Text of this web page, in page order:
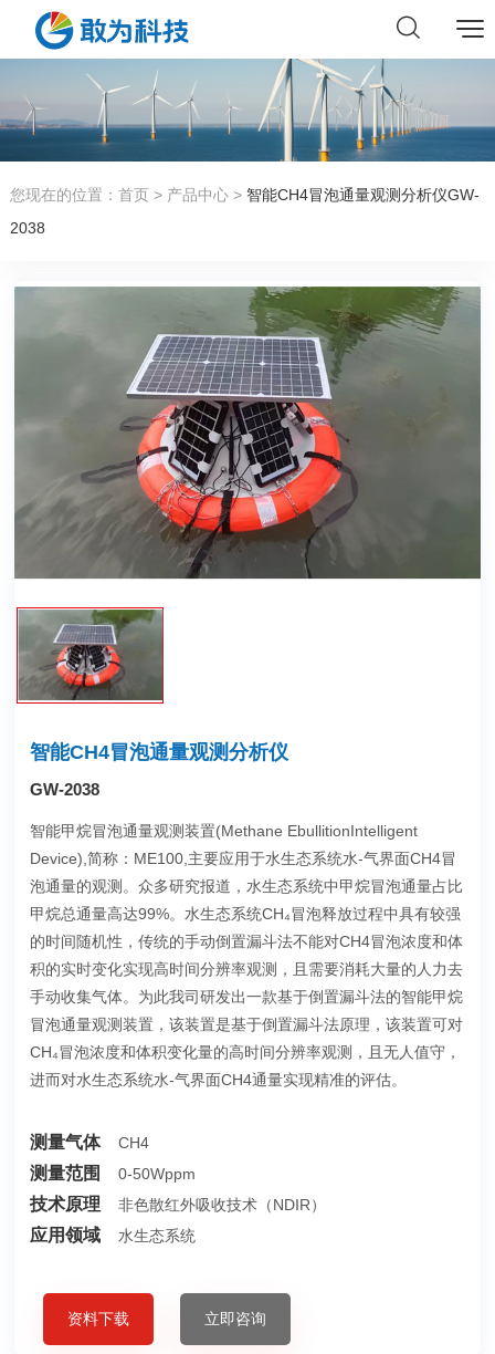
您现在的位置： 首页> 产品中心> 智能CH4冒泡通量观测分析仪GW-
2038
智能CH4冒泡通量观测分析仪
GW-2038
智能甲烷冒泡通量观测装置(Methane EbullitionIntelligent
Device),简称：ME100,主要应用于水生态系统水-气界面CH4冒
泡通量的观测。众多研究报道，水生态系统中甲烷冒泡通量占比
甲烷总通量高达99%。水生态系统CH₄冒泡释放过程中具有较强
的时间随机性，传统的手动倒置漏斗法不能对CH4冒泡浓度和体
积的实时变化实现高时间分辨率观测，且需要消耗大量的人力去
手动收集气体。为此我司研发出一款基于倒置漏斗法的智能甲烷
冒泡通量观测装置，该装置是基于倒置漏斗法原理，该装置可对
CH₄冒泡浓度和体积变化量的高时间分辨率观测，且无人值守，
进而对水生态系统水-气界面CH4通量实现精准的评估。
测量气体 CH4
测量范围 0-50Wppm
技术原理 非色散红外吸收技术（NDIR）
应用领域 水生态系统
资料下载 立即咨询